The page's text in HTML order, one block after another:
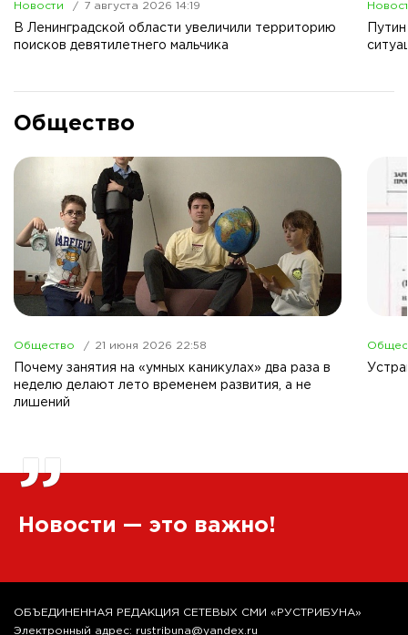
Новости 7 августа 2026 14:19
В Ленинградской области увеличили территорию
поисков девятилетнего мальчика
Общество
Общество 21 июня 2026 22:58
Почему занятия на «умных каникулах» два раза в
неделю делают лето временем развития, а не
лишений
”
Новости — это важно!
ОБЪЕДИНЕННАЯ РЕДАКЦИЯ СЕТЕВЫХ СМИ «РУСТРИБУНА»
Электронный адрес: rustribuna@yandex.ru